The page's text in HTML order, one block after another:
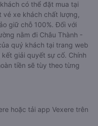
có thể đặt mua tại
xe khách chất lượng,
giữ chỗ 100%. Đối với
nằm đi Châu Thành -
quý khách tại trang web
giải quyết sự cố. Chính
tiền sẽ tùy theo từng
hoặc tải app Vexere trên